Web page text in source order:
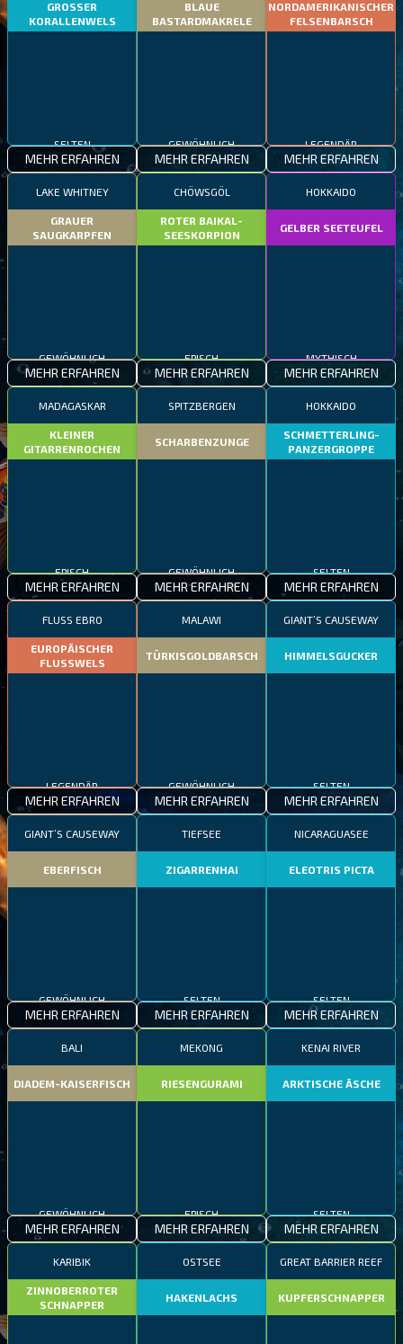
GROSSER
KORALLENWELS
SELTEN
MEHR ERFAHREN
BLAUE
BASTARDMAKRELE
GEWÖHNLICH
MEHR ERFAHREN
NORDAMERIKANISCHER
FELSENBARSCH
LEGENDÄR
MEHR ERFAHREN
LAKE WHITNEY
GRAUER
SAUGKARPFEN
GEWÖHNLICH
MEHR ERFAHREN
CHÖWSGÖL
ROTER BAIKAL-
SEESKORPION
EPISCH
MEHR ERFAHREN
HOKKAIDO
GELBER SEETEUFEL
MYTHISCH
MEHR ERFAHREN
MADAGASKAR
KLEINER
GITARRENROCHEN
EPISCH
MEHR ERFAHREN
SPITZBERGEN
SCHARBENZUNGE
GEWÖHNLICH
MEHR ERFAHREN
HOKKAIDO
SCHMETTERLING-
PANZERGROPPE
SELTEN
MEHR ERFAHREN
FLUSS EBRO
EUROPÄISCHER
FLUSSWELS
LEGENDÄR
MEHR ERFAHREN
MALAWI
TÜRKISGOLDBARSCH
GEWÖHNLICH
MEHR ERFAHREN
GIANT’S CAUSEWAY
HIMMELSGUCKER
SELTEN
MEHR ERFAHREN
GIANT’S CAUSEWAY
EBERFISCH
GEWÖHNLICH
MEHR ERFAHREN
TIEFSEE
ZIGARRENHAI
SELTEN
MEHR ERFAHREN
NICARAGUASEE
ELEOTRIS PICTA
SELTEN
MEHR ERFAHREN
BALI
DIADEM-KAISERFISCH
GEWÖHNLICH
MEHR ERFAHREN
MEKONG
RIESENGURAMI
EPISCH
MEHR ERFAHREN
KENAI RIVER
ARKTISCHE ÄSCHE
SELTEN
MEHR ERFAHREN
KARIBIK
ZINNOBERROTER
SCHNAPPER
OSTSEE
HAKENLACHS
GREAT BARRIER REEF
KUPFERSCHNAPPER